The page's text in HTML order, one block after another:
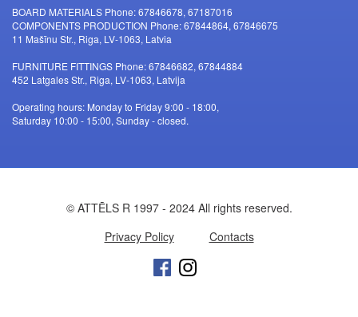
BOARD MATERIALS Phone: 67846678, 67187016
COMPONENTS PRODUCTION Phone: 67844864, 67846675
11 Mašīnu Str., Riga, LV-1063, Latvia
FURNITURE FITTINGS Phone: 67846682, 67844884
452 Latgales Str., Riga, LV-1063, Latvija
Operating hours: Monday to Friday 9:00 - 18:00,
Saturday 10:00 - 15:00, Sunday - closed.
© ATTĒLS R 1997 - 2024 All rights reserved.
Privacy Policy
Contacts